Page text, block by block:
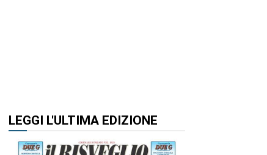
LEGGI L'ULTIMA EDIZIONE